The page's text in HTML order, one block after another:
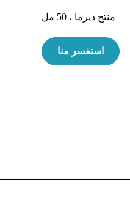
منتج ديرما ، 50 مل